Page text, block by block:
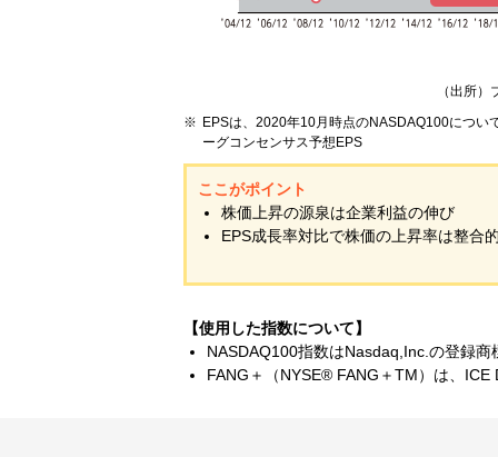
（出所
EPSは、2020年10月時点のNASDAQ100につい
ーグコンセンサス予想EPS
ここがポイント
株価上昇の源泉は企業利益の伸び
EPS成長率対比で株価の上昇率は整合
【使用した指数について】
NASDAQ100指数はNasdaq,Inc.の登録商
FANG＋（NYSE® FANG＋TM）は、